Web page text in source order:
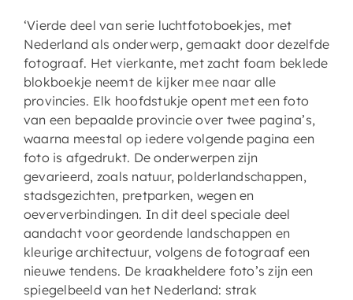
‘Vierde deel van serie luchtfotoboekjes, met
Nederland als onderwerp, gemaakt door dezelfde
fotograaf. Het vierkante, met zacht foam beklede
blokboekje neemt de kijker mee naar alle
provincies. Elk hoofdstukje opent met een foto
van een bepaalde provincie over twee pagina’s,
waarna meestal op iedere volgende pagina een
foto is afgedrukt. De onderwerpen zijn
gevarieerd, zoals natuur, polderlandschappen,
stadsgezichten, pretparken, wegen en
oeververbindingen. In dit deel speciale deel
aandacht voor geordende landschappen en
kleurige architectuur, volgens de fotograaf een
nieuwe tendens. De kraakheldere foto’s zijn een
spiegelbeeld van het Nederland: strak